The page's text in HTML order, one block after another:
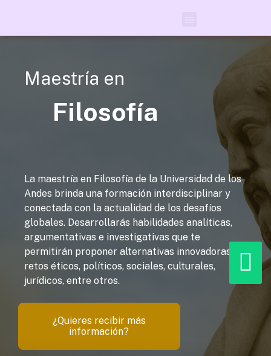
Maestría en
Filosofía
La maestría en Filosofía de la Universidad de los
Andes brinda una formación interdisciplinar y
conectada con la actualidad de los desafíos
globales. Desarrollarás habilidades analíticas,
argumentativas e investigativas que te
permitirán proponer alternativas innovadoras a
retos éticos, políticos, sociales, culturales,
jurídicos, entre otros.
¿Quieres recibir más
información?